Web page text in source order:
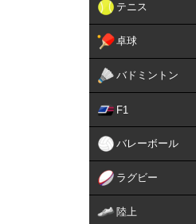
テニス
卓球
バドミントン
F1
バレーボール
ラグビー
陸上